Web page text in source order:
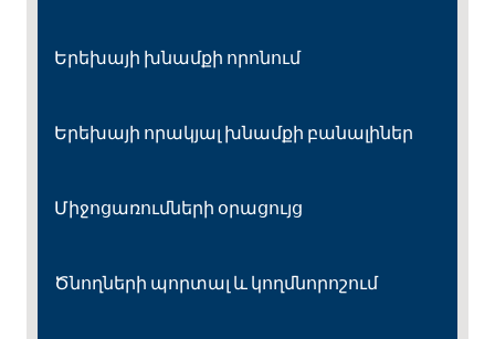
Երեխայի խնամքի որոնում
Երեխայի որակյալ խնամքի բանալիներ
Միջոցառումների օրացույց
Ծնողների պորտալ և կողմնորոշում